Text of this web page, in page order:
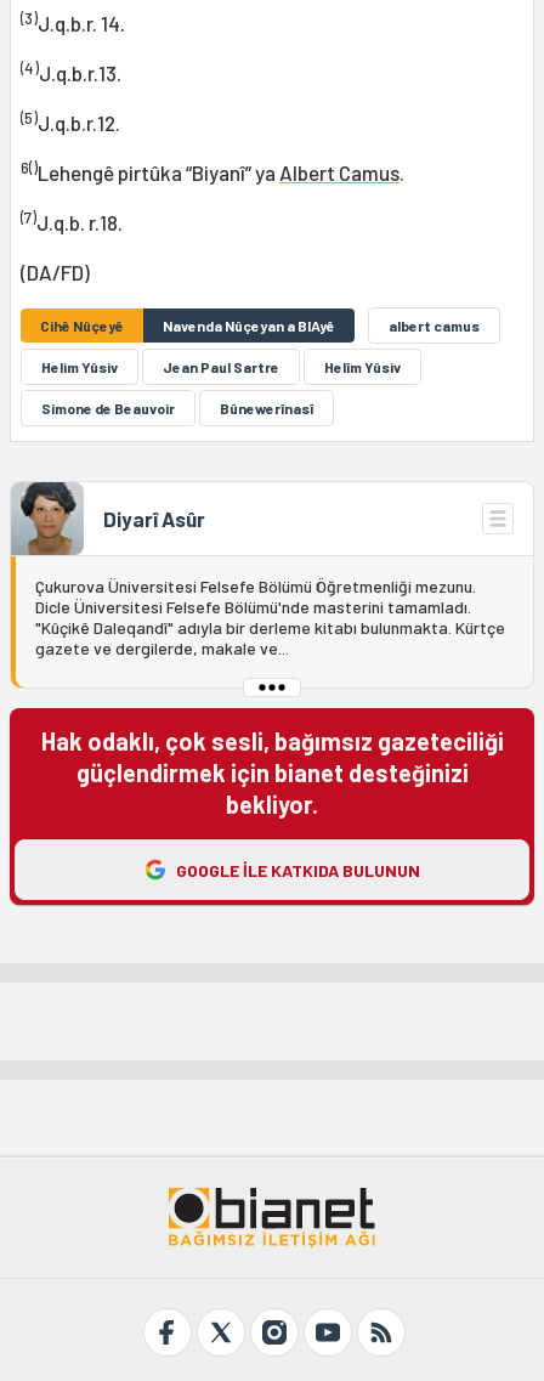
(3)J.q.b.r. 14.
(4)J.q.b.r.13.
(5)J.q.b.r.12.
6()Lehengê pirtûka “Biyanî” ya Albert Camus.
(7)J.q.b. r.18.
(DA/FD)
Cihê Nûçeyê Navenda Nûçeyan a BIAyê albert camus
Helim Yûsiv Jean Paul Sartre Helîm Yûsiv
Simone de Beauvoir Bûnewerînasî
Diyarî Asûr
Çukurova Üniversitesi Felsefe Bölümü Öğretmenliği mezunu.
Dicle Üniversitesi Felsefe Bölümü'nde masterini tamamladı.
"Kûçikê Daleqandî" adıyla bir derleme kitabı bulunmakta. Kürtçe
gazete ve dergilerde, makale ve...
Hak odaklı, çok sesli, bağımsız gazeteciliği
güçlendirmek için bianet desteğinizi
bekliyor.
GOOGLE ILE KATKIDA BULUNUN